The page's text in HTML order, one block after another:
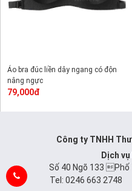
Áo bra đúc liền dây ngang có độn
nâng ngực
79,000đ
Công ty TNHH
Dịch
Số 40 Ngõ 133 Phố
Tel: 0246 663